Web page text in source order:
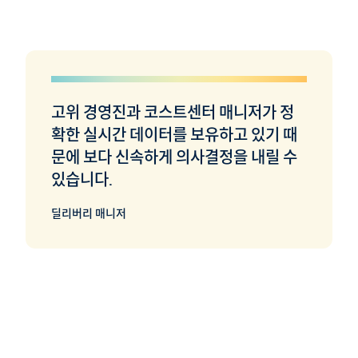
고위 경영진과 코스트센터 매니저가 정
확한 실시간 데이터를 보유하고 있기 때
문에 보다 신속하게 의사결정을 내릴 수
있습니다.
딜리버리 매니저